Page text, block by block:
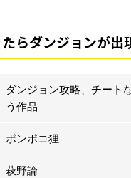
らダンジョンが出
ダンジョン攻略、チート
う作品
ポンポコ狸
萩野論